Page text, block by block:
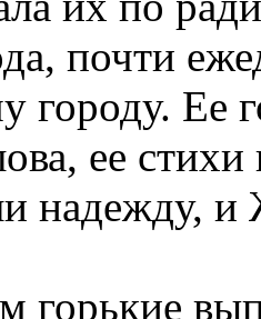
почти
городу. Ее
ее
надежду,
горькие